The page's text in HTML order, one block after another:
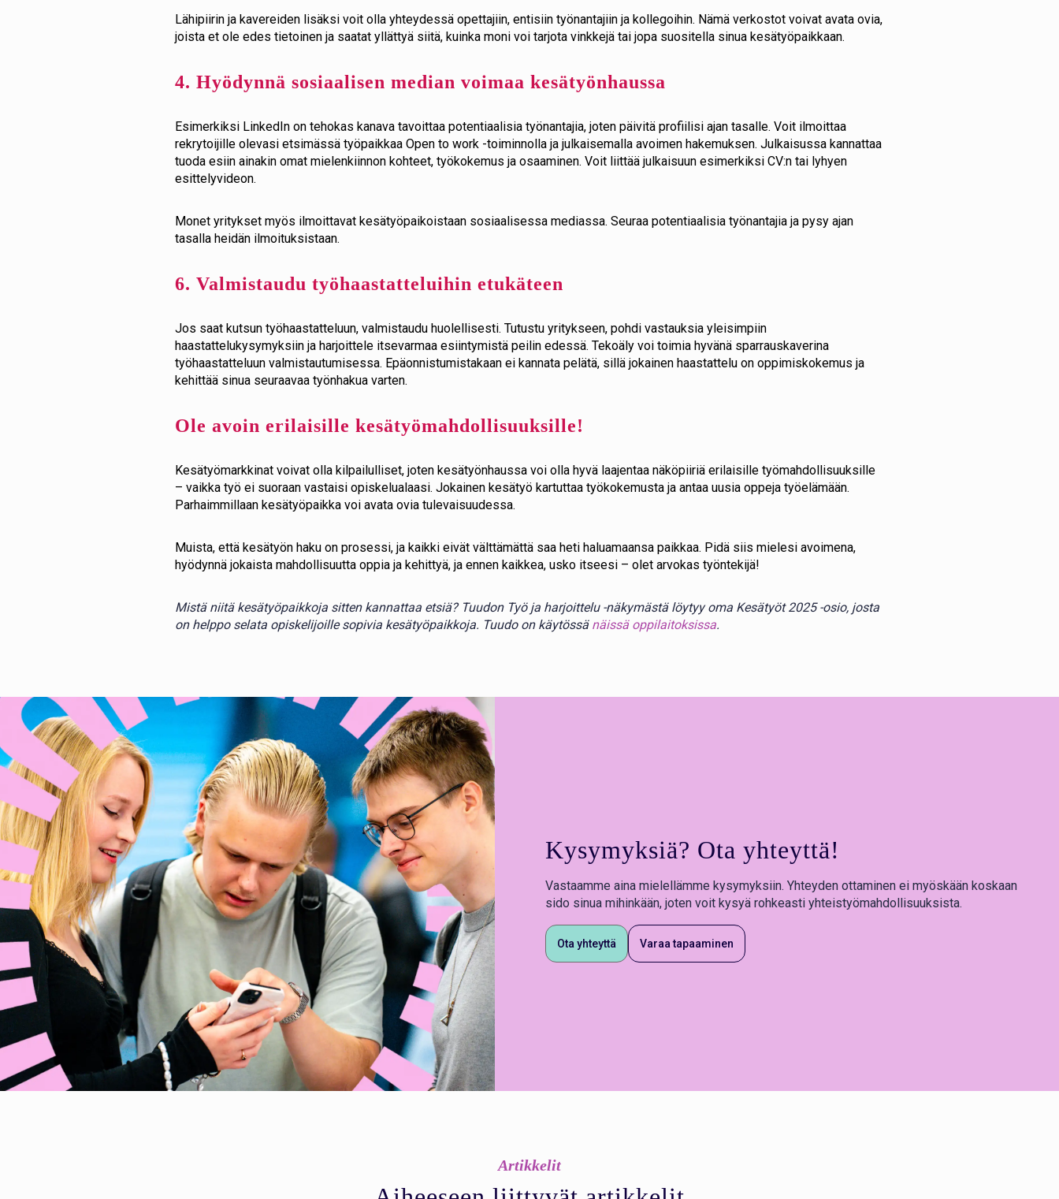
Lähipiirin ja kavereiden lisäksi voit olla yhteydessä opettajiin, entisiin työnantajiin ja kollegoihin. Nämä verkostot voivat avata ovia,
joista et ole edes tietoinen ja saatat yllättyä siitä, kuinka moni voi tarjota vinkkejä tai jopa suositella sinua kesätyöpaikkaan.
4. Hyödynnä sosiaalisen median voimaa kesätyönhaussa
Esimerkiksi LinkedIn on tehokas kanava tavoittaa potentiaalisia työnantajia, joten päivitä profiilisi ajan tasalle. Voit ilmoittaa
rekrytoijille olevasi etsimässä työpaikkaa Open to work -toiminnolla ja julkaisemalla avoimen hakemuksen. Julkaisussa kannattaa
tuoda esiin ainakin omat mielenkiinnon kohteet, työkokemus ja osaaminen. Voit liittää julkaisuun esimerkiksi CV:n tai lyhyen
esittelyvideon.
Monet yritykset myös ilmoittavat kesätyöpaikoistaan sosiaalisessa mediassa. Seuraa potentiaalisia työnantajia ja pysy ajan
tasalla heidän ilmoituksistaan.
6. Valmistaudu työhaastatteluihin etukäteen
Jos saat kutsun työhaastatteluun, valmistaudu huolellisesti. Tutustu yritykseen, pohdi vastauksia yleisimpiin
haastattelukysymyksiin ja harjoittele itsevarmaa esiintymistä peilin edessä. Tekoäly voi toimia hyvänä sparrauskaverina
työhaastatteluun valmistautumisessa. Epäonnistumistakaan ei kannata pelätä, sillä jokainen haastattelu on oppimiskokemus ja
kehittää sinua seuraavaa työnhakua varten.
Ole avoin erilaisille kesätyömahdollisuuksille!
Kesätyömarkkinat voivat olla kilpailulliset, joten kesätyönhaussa voi olla hyvä laajentaa näköpiiriä erilaisille työmahdollisuuksille
– vaikka työ ei suoraan vastaisi opiskelualaasi. Jokainen kesätyö kartuttaa työkokemusta ja antaa uusia oppeja työelämään.
Parhaimmillaan kesätyöpaikka voi avata ovia tulevaisuudessa.
Muista, että kesätyön haku on prosessi, ja kaikki eivät välttämättä saa heti haluamaansa paikkaa. Pidä siis mielesi avoimena,
hyödynnä jokaista mahdollisuutta oppia ja kehittyä, ja ennen kaikkea, usko itseesi – olet arvokas työntekijä!
Mistä niitä kesätyöpaikkoja sitten kannattaa etsiä? Tuudon Työ ja harjoittelu -näkymästä löytyy oma Kesätyöt 2025 -osio, josta
on helppo selata opiskelijoille sopivia kesätyöpaikkoja. Tuudo on käytössä näissä oppilaitoksissa.
Kysymyksiä? Ota yhteyttä!
Vastaamme aina mielellämme kysymyksiin. Yhteyden ottaminen ei myöskään koskaan
sido sinua mihinkään, joten voit kysyä rohkeasti yhteistyömahdollisuuksista.
Ota yhteyttä Varaa tapaaminen
Artikkelit